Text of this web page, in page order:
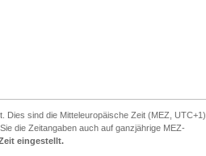
Dies sind die Mitteleuropäische Zeit (MEZ, UTC+1)
die Zeitangaben auch auf ganzjährige MEZ-
eingestellt.